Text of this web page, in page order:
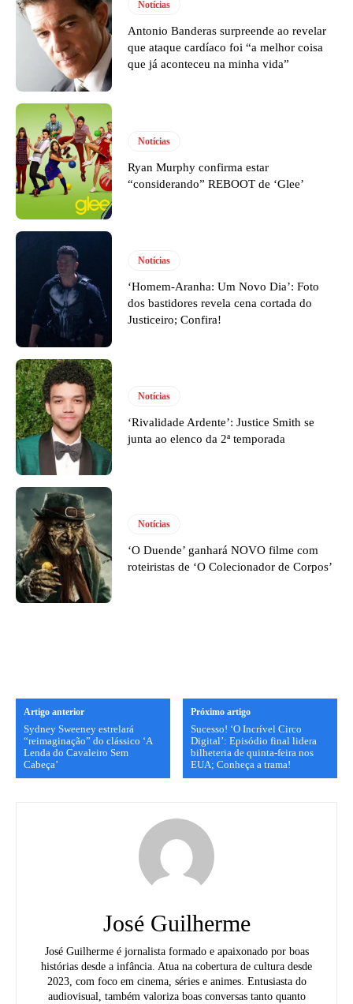
Notícias
Antonio Banderas surpreende ao revelar
que ataque cardíaco foi “a melhor coisa
que já aconteceu na minha vida”
Notícias
Ryan Murphy confirma estar
“considerando” REBOOT de ‘Glee’
Notícias
‘Homem-Aranha: Um Novo Dia’: Foto
dos bastidores revela cena cortada do
Justiceiro; Confira!
Notícias
‘Rivalidade Ardente’: Justice Smith se
junta ao elenco da 2ª temporada
Notícias
‘O Duende’ ganhará NOVO filme com
roteiristas de ‘O Colecionador de Corpos’
Artigo anterior
Sydney Sweeney estrelará
“reimaginação” do clássico ‘A
Lenda do Cavaleiro Sem
Cabeça’
Próximo artigo
Sucesso! ‘O Incrível Circo
Digital’: Episódio final lidera
bilheteria de quinta-feira nos
EUA; Conheça a trama!
José Guilherme
José Guilherme é jornalista formado e apaixonado por boas
histórias desde a infância. Atua na cobertura de cultura desde
2023, com foco em cinema, séries e animes. Entusiasta do
audiovisual, também valoriza boas conversas tanto quanto